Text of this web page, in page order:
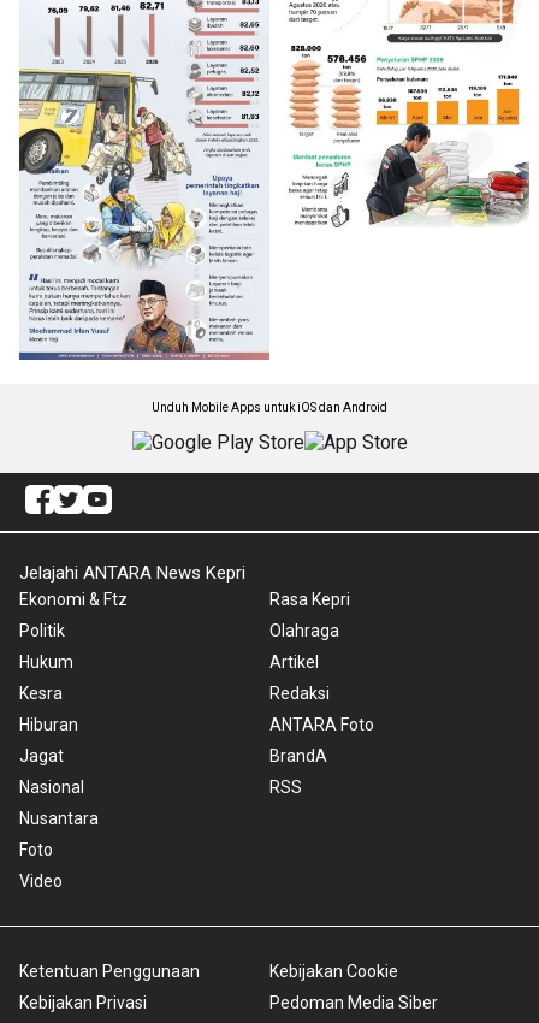
Unduh Mobile Apps untuk iOS dan Android
Jelajahi ANTARA News Kepri
Ekonomi & Ftz
Politik
Hukum
Kesra
Hiburan
Jagat
Nasional
Nusantara
Foto
Video
Rasa Kepri
Olahraga
Artikel
Redaksi
ANTARA Foto
BrandA
RSS
Ketentuan Penggunaan
Kebijakan Privasi
Kebijakan Cookie
Pedoman Media Siber